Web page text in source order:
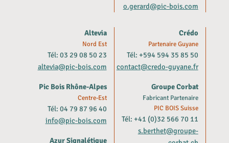
o.gerard@pic-bois.com
Altevia
Nord Est
Tél: 03 29 08 50 23
altevia@pic-bois.com
Pic Bois Rhône-Alpes
Centre-Est
Tél: 04 79 87 96 40
info@pic-bois.com
Azur Signalétique
Crédo
Partenaire Guyane
Tél: +594 594 35 85 50
contact@credo-guyane.fr
Groupe Corbat
Fabricant Partenaire
PIC BOIS Suisse
Tél: +41 (0)32 566 70 11
s.berthet@groupe-